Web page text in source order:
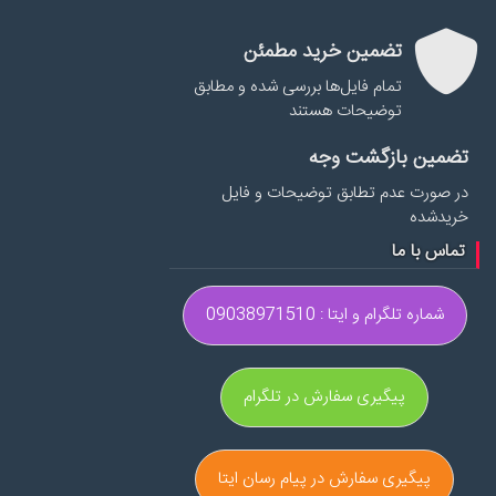
تضمین خرید مطمئن
تمام فایل‌ها بررسی شده و مطابق
توضیحات هستند
تضمین بازگشت وجه
در صورت عدم تطابق توضیحات و فایل
خریدشده
تماس با ما
شماره تلگرام و ایتا : 09038971510
پیگیری سفارش در تلگرام
پیگیری سفارش در پیام رسان ایتا